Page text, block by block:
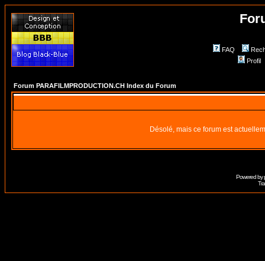
FAQ
Profil
Forum PARAFILMPRODUCTION.CH Index du Forum
Désolé, mais ce forum est
Powered by